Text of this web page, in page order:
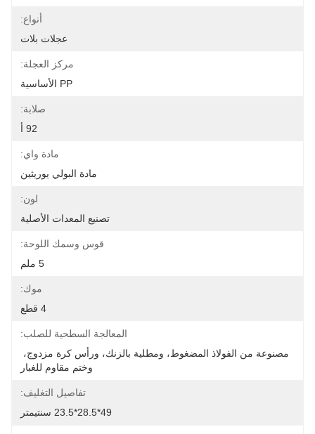
أنواع:
عجلات بلات
مركز العجلة:
PP الأساسية
صلابة:
92 أ
مادة واي:
مادة البولي يوريثين
لون:
تصنيع المعدات الأصلية
قوس وسمك اللوحة:
5 ملم
موك:
4 قطع
المعالجة السطحية للصلب:
وختم مقاوم للغبار
تفاصيل التغليف:
49*28.5*23.5 سنتيمتر